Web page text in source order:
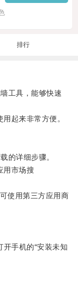
排行
工具，能够快速
起来非常方便。
详细步骤。
市场搜
使用第三方应用商
手机的“安装未知